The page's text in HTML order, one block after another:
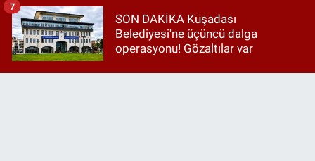
SON DAKİKA Kuşadası
Belediyesi'ne üçüncü dalga
operasyonu! Gözaltılar var
7